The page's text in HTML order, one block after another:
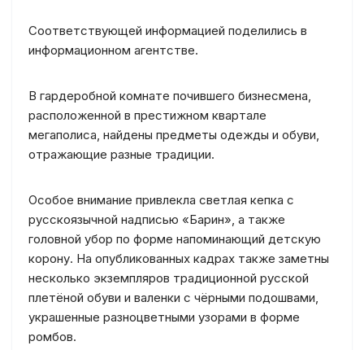
Соответствующей информацией поделились в
информационном агентстве.
В гардеробной комнате почившего бизнесмена,
расположенной в престижном квартале
мегаполиса, найдены предметы одежды и обуви,
отражающие разные традиции.
Особое внимание привлекла светлая кепка с
русскоязычной надписью «Барин», а также
головной убор по форме напоминающий детскую
корону. На опубликованных кадрах также заметны
несколько экземпляров традиционной русской
плетёной обуви и валенки с чёрными подошвами,
украшенные разноцветными узорами в форме
ромбов.